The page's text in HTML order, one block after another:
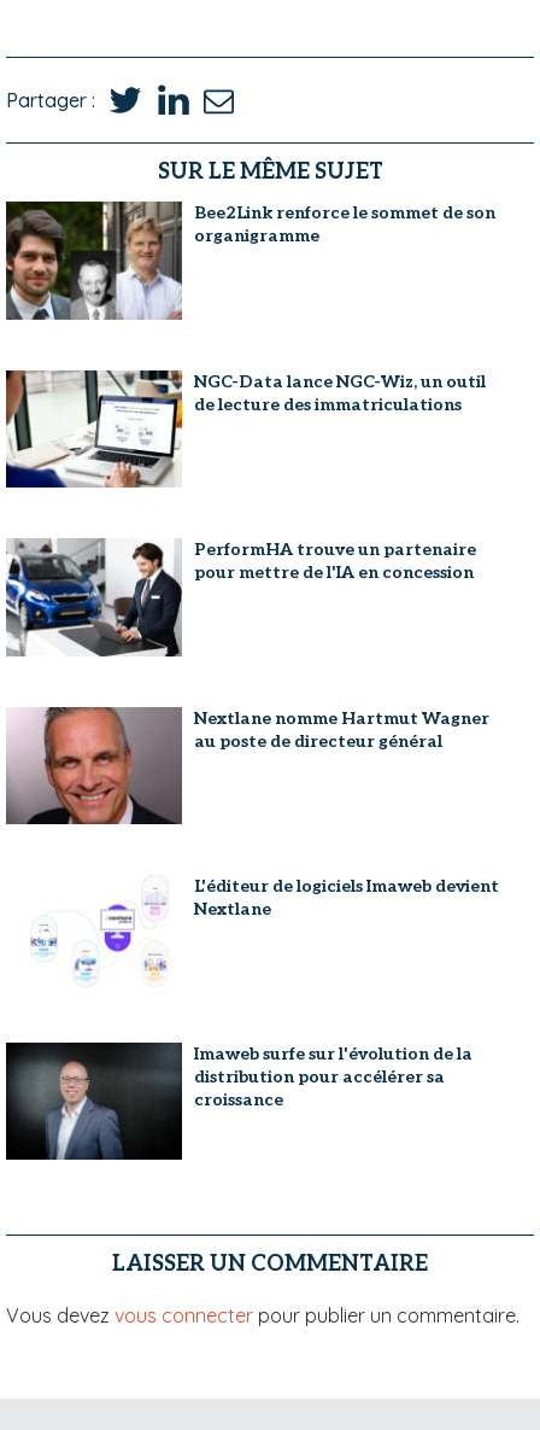
Partager :
SUR LE MÊME SUJET
Bee2Link renforce le sommet de son
organigramme
NGC-Data lance NGC-Wiz, un outil
de lecture des immatriculations
PerformHA trouve un partenaire
pour mettre de l'IA en concession
Nextlane nomme Hartmut Wagner
au poste de directeur général
L'éditeur de logiciels Imaweb devient
Nextlane
Imaweb surfe sur l'évolution de la
distribution pour accélérer sa
croissance
LAISSER UN COMMENTAIRE
Vous devez vous connecter pour publier un commentaire.